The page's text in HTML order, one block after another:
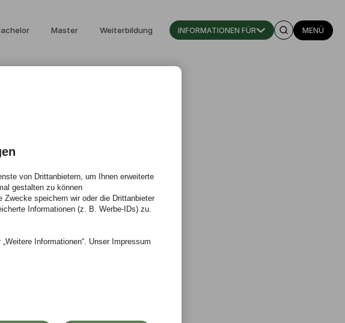
Master Weiterbildung INFORMATIONEN FÜR MENÜ
von Drittanbietern, um Ihnen erweiterte
gestalten zu können
speichern wir oder die Drittanbieter
Informationen (z. B. Werbe-IDs) zu.
Informationen“. Unser Impressum